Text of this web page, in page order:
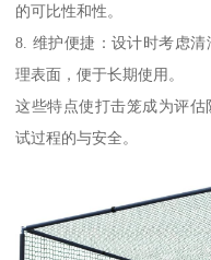
的可比性和性。
8. 维护便捷：设计时考虑
理表面，便于长期使用。
这些特点使打击笼成为评
试过程的与安全。